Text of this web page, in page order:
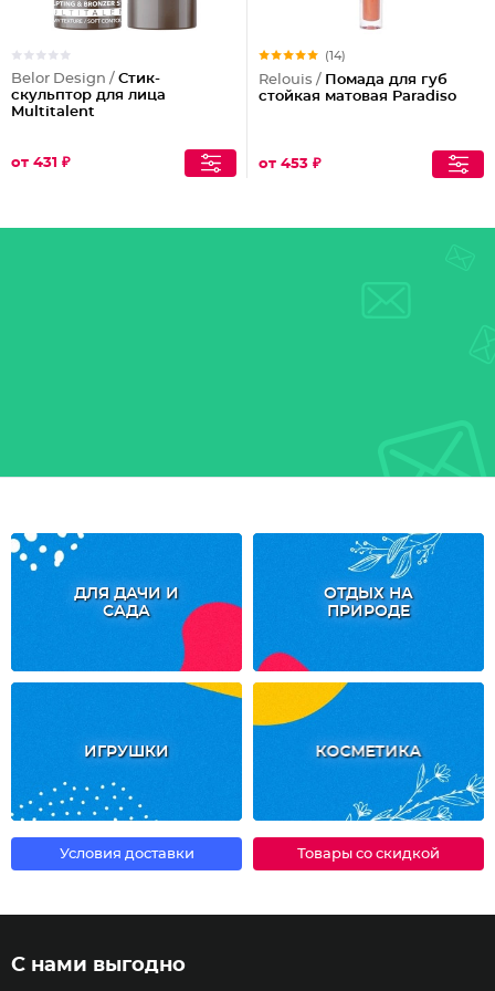
Belor Design / Стик-
скульптор для лица
Multitalent
от 431 ₽
(14)
Relouis / Помада для губ
стойкая матовая Paradiso
от 453 ₽
ДЛЯ ДАЧИ И
САДА
ОТДЫХ НА
ПРИРОДЕ
ИГРУШКИ КОСМЕТИКА
Условия доставки Товары со скидкой
С нами выгодно